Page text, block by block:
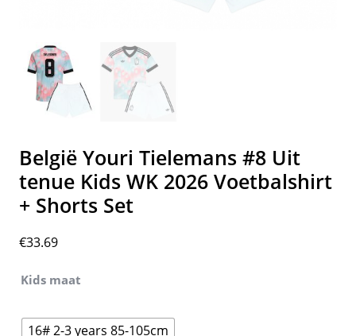
België Youri Tielemans #8 Uit
tenue Kids WK 2026 Voetbalshirt
+ Shorts Set
€33.69
Kids maat
16# 2-3 years 85-105cm